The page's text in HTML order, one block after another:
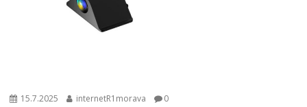
15.7.2025 internetR1morava 0